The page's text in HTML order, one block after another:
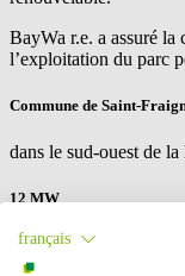
BayWa r.e. a assuré la
l’exploitation du parc
Commune de Saint-
dans le sud-ouest de la
12 MW
de la capacité installée
français